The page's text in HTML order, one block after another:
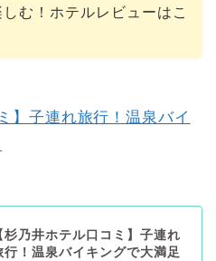
む！ホテルレビューはこ
】子連れ旅行！温泉バイ
杉乃井ホテル口コミ】子連れ
行！温泉バイキングで大満足